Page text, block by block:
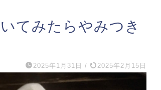
てみたらやみつき
2025年1月31日 / 2025年2月15日